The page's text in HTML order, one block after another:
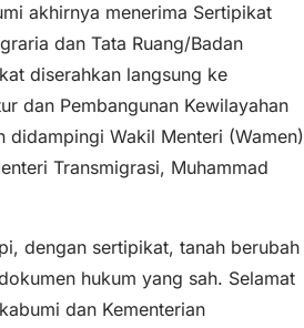
akhirnya menerima Sertipikat
dan Tata Ruang/Badan
diserahkan langsung ke
dan Pembangunan Kewilayahan
didampingi Wakil Menteri (Wamen)
Transmigrasi, Muhammad
dengan sertipikat, tanah berubah
hukum yang sah. Selamat
dan Kementerian